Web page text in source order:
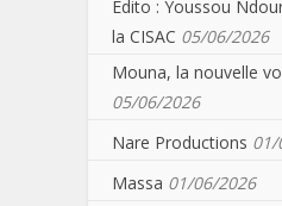
Edito : Youssou
la CISAC 05/06/2026
Mouna, la nouvelle
05/06/2026
Nare Productions 01/
Massa 01/06/2026